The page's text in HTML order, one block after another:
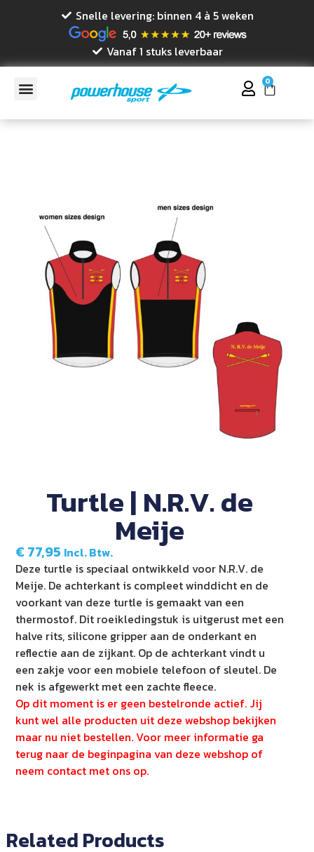
Snelle levering: binnen 4 à 5 weken
Vanaf 1 stuks leverbaar
0
Turtle | N.R.V. de
Meije
€ 77,95 Incl. Btw.
Deze turtle is speciaal ontwikkeld voor N.R.V. de
Meije. De achterkant is compleet winddicht en de
voorkant van deze turtle is gemaakt van een
thermostof. Dit roeikledingstuk is uitgerust met een
halve rits, silicone gripper aan de onderkant en
reflectie aan de zijkant. Op de achterkant vindt u
een zakje voor een mobiele telefoon of sleutel. De
nek is afgewerkt met een zachte fleece.
Op dit moment is er geen bestelronde actief. Jij
kunt wel alle producten uit deze webshop bekijken
maar nu niet bestellen. Voor meer informatie ga
terug naar de beginpagina van deze webshop of
neem contact met ons op.
Related Products